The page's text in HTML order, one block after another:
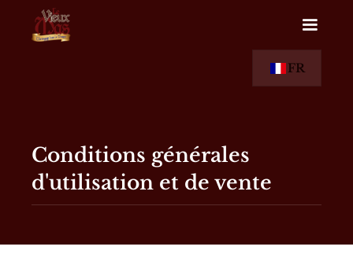
FR
Conditions générales
d'utilisation et de vente